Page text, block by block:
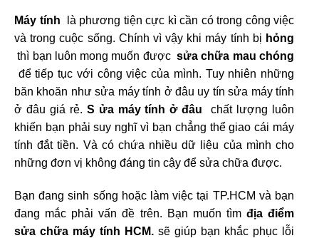
Máy tính
là phương tiện cực kì cần có trong công việc
và trong cuộc sống. Chính vì vậy khi máy tính bị hỏng
thì bạn luôn mong muốn được sửa chữa mau chóng
để tiếp tục với công việc của mình. Tuy nhiên những
băn khoăn như sửa máy tính ở đâu uy tín sửa máy tính
ở đâu giá rẻ. S ửa máy tính ở đâu
chất lượng luôn
khiến bạn phải suy nghĩ vì bạn chẳng thể giao cái máy
tính đắt tiền. Và có chứa nhiều dữ liệu của mình cho
những đơn vị không đáng tin cậy để sửa chữa được.
Bạn đang sinh sống hoặc làm việc tại TP.HCM và bạn
đang mắc phải vấn đề trên. Bạn muốn tìm địa điểm
sửa chữa máy tính HCM. sẽ giúp bạn khắc phục lỗi